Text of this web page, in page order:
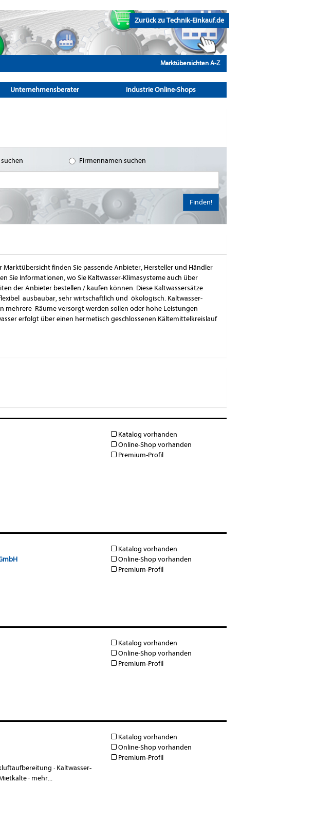
Zurück zu Technik-Einkauf.de
Marktübersichten A-Z
Unternehmensberater Industrie Online-Shops
Firmennamen suchen
Finden!
Marktübersicht finden Sie passende Anbieter, Hersteller und Händler
Sie Informationen, wo Sie Kaltwasser-Klimasysteme auch über
der Anbieter bestellen / kaufen können. Diese Kaltwassersätze
ausbaubar, sehr wirtschaftlich und ökologisch. Kaltwasser-
mehrere Räume versorgt werden sollen oder hohe Leistungen
erfolgt über einen hermetisch geschlossenen Kältemittelkreislauf
Katalog vorhanden
Online-Shop vorhanden
Premium-Profil
Katalog vorhanden
Online-Shop vorhanden
Premium-Profil
Katalog vorhanden
Online-Shop vorhanden
Premium-Profil
· Kaltwasser-
· mehr...
Katalog vorhanden
Online-Shop vorhanden
Premium-Profil